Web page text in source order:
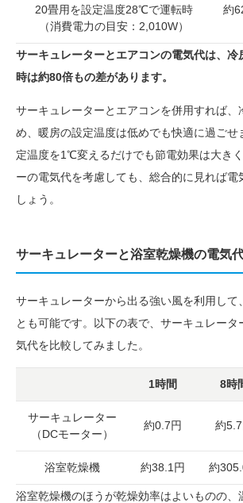
20畳用を設定温度28℃で運転時
（消費電力の目安：2,010W）
約
サーキュレーターとエアコンの電気代は、冷
時は約80倍もの差があります。
サーキュレーターとエアコンを併用すれば、
め、暖房の設定温度は低めでも快適に過ごせ
定温度を1℃変えるだけでも節電効果は大き
ーの電気代を考慮しても、総合的に見れば電
しょう。
サーキュレーターと浴室乾燥機の電気
サーキュレーターから出る強い風を利用して
とも可能です。以下の表で、サーキュレータ
気代を比較してみました。
1時間 8時
サーキュレーター
（DCモーター）
約0.7円 約5.7
浴室乾燥機 約38.1円 約
浴室乾燥機のほうが乾燥効率はよいものの、